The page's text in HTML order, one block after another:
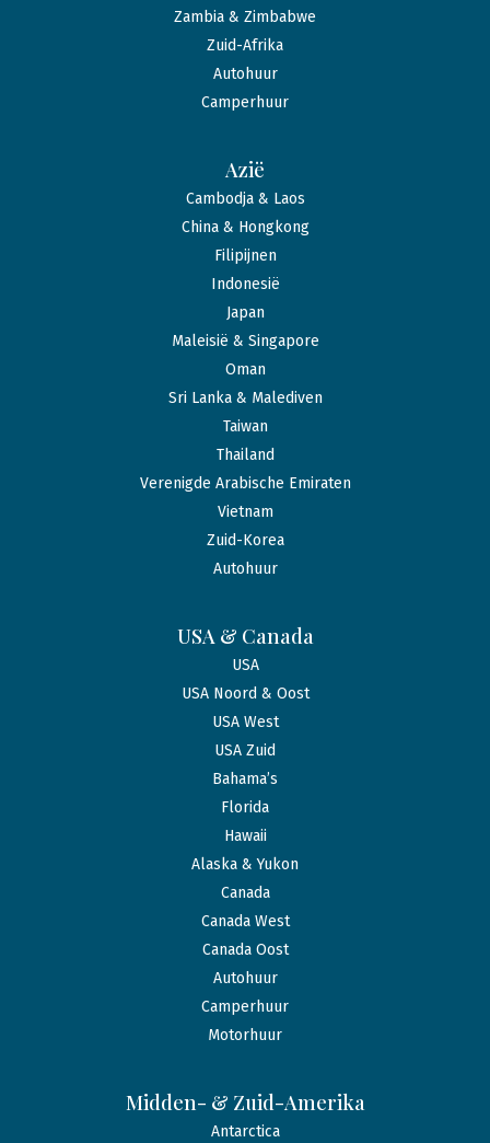
Zambia & Zimbabwe
Zuid-Afrika
Autohuur
Camperhuur
Azië
Cambodja & Laos
China & Hongkong
Filipijnen
Indonesië
Japan
Maleisië & Singapore
Oman
Sri Lanka & Malediven
Taiwan
Thailand
Verenigde Arabische Emiraten
Vietnam
Zuid-Korea
Autohuur
USA & Canada
USA
USA Noord & Oost
USA West
USA Zuid
Bahama’s
Florida
Hawaii
Alaska & Yukon
Canada
Canada West
Canada Oost
Autohuur
Camperhuur
Motorhuur
Midden- & Zuid-Amerika
Antarctica